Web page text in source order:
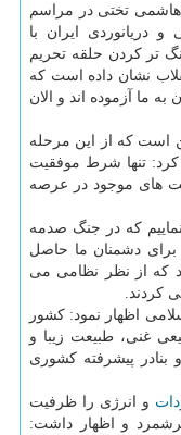
هاشمی تختی در مراسم
و دریانوردی ایران با
تر كردن حلقه تحریم
نشان داده است كه
ما آزموده اند و الان
است كه از این مرحله
كرد: تنها شرط موفقیت
های موجود در عرصه
كه در جنگ صدمه
برای دشمنان ما حاصل
كه از نظر نظامی می
كردند.
اظهار نمود: كشور
غنی، طبیعت زیبا و
پیشرفته كشوری
و انرژی را ظرفیت
و اظهار داشت: